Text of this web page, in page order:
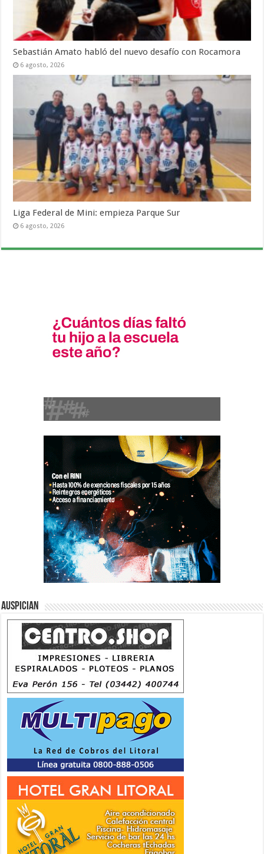
Sebastián Amato habló del nuevo desafío con Rocamora
6 agosto, 2026
Liga Federal de Mini: empieza Parque Sur
6 agosto, 2026
Auspician